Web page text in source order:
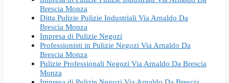
Brescia Monza
Ditta Pulizie Pulizie Industriali Via Arnaldo Da
Brescia Monza
Impresa di Pulizie Negozi
Professionisti in Pulizie Negozi Via Arnaldo Da
Brescia Monza
Pulizie Professionali Negozi Via Arnaldo Da Brescia
Monza